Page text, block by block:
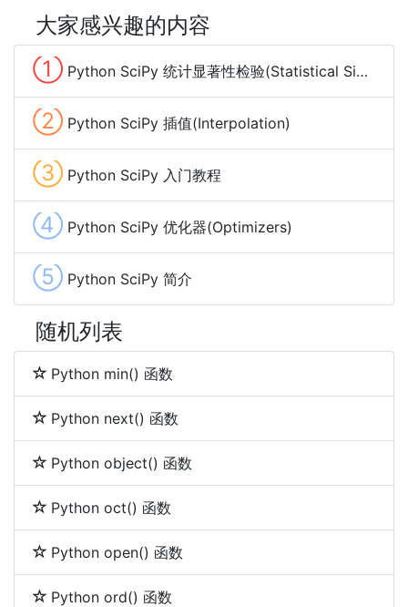
大家感兴趣的内容
① Python SciPy 统计显著性检验(Statistical Significance Tests)
② Python SciPy 插值(Interpolation)
③ Python SciPy 入门教程
④ Python SciPy 优化器(Optimizers)
⑤ Python SciPy 简介
随机列表
Python min() 函数
Python next() 函数
Python object() 函数
Python oct() 函数
Python open() 函数
Python ord() 函数